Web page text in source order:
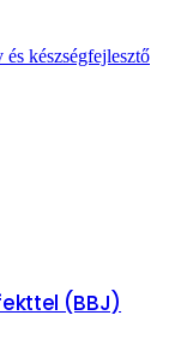
készségfejlesztő
(BBJ)